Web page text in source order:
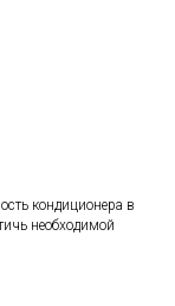
кондиционера в
необходимой